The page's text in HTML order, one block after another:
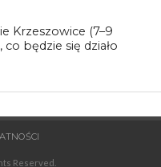
Krzeszowice (7–9
co będzie się działo
Reserved.